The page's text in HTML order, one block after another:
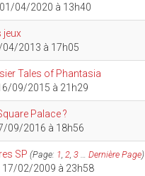
04/2020 à 13h40
jeux
04/2013 à 17h05
Tales of Phantasia
09/2015 à 21h29
Palace ?
09/2016 à 18h56
SP (Page: 1, 2, 3 … Dernière Page)
17/02/2009 à 23h58